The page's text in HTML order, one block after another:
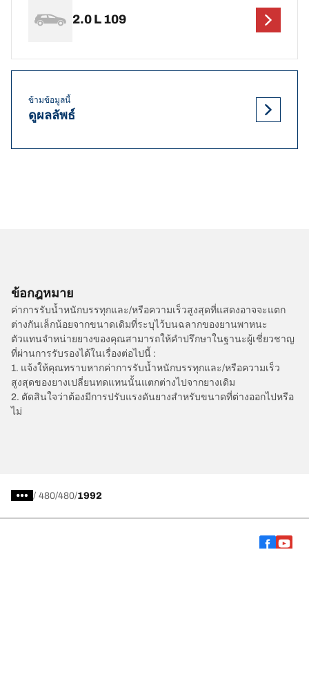
2.0 L 109
ข้ามข้อมูลนี้
ดูผลลัพธ์
ข้อกฎหมาย
ค่าการรับน้ำหนักบรรทุกและ/หรือความเร็วสูงสุดที่แสดงอาจจะแตก
ต่างกันเล็กน้อยจากขนาดเดิมที่ระบุไว้บนฉลากของยานพาหนะ
ตัวแทนจำหน่ายยางของคุณสามารถให้คำปรึกษาในฐานะผู้เชี่ยวชาญ
ที่ผ่านการรับรองได้ในเรื่องต่อไปนี้ :
1. แจ้งให้คุณทราบหากค่าการรับน้ำหนักบรรทุกและ/หรือความเร็ว
สูงสุดของยางเปลี่ยนทดแทนนั้นแตกต่างไปจากยางเดิม
2. ตัดสินใจว่าต้องมีการปรับแรงดันยางสำหรับขนาดที่ต่างออกไปหรือ
ไม่
/ 480 480 1992